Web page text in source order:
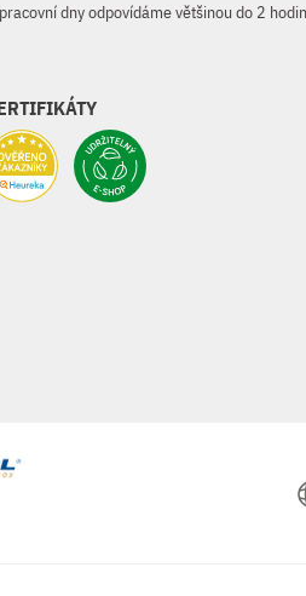
dny odpovídáme většinou do 2